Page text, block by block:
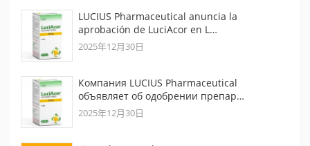
LUCIUS Pharmaceutical anuncia la
aprobación de LuciAcor en L…
2025年12月30日
Компания LUCIUS Pharmaceutical
объявляет об одобрении препар…
2025年12月30日